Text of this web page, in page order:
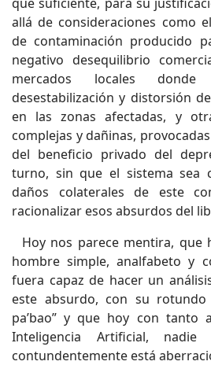
allá de consideraciones como
de contaminación producido
negativo desequilibrio
mercados locales
desestabilización y distorsión
en las zonas afectadas, y
complejas y dañinas,
del beneficio privado del
turno, sin que el sistema sea
daños colaterales de este
racionalizar esos absurdos del
Hoy nos parece mentira, que
hombre simple, analfabeto y
fuera capaz de hacer un
este absurdo, con su rotundo
pa’bao” y que hoy con tanto
Inteligencia Artificial,
contundentemente está